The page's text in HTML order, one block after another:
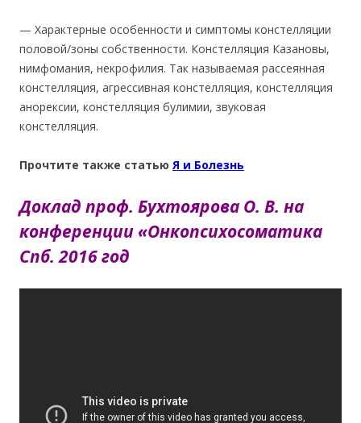
— Характерные особенности и симптомы констелляции
половой/зоны собственности. Констелляция Казановы,
нимфомания, некрофилия. Так называемая рассеянная
констелляция, агрессивная констелляция, констелляция
анорексии, констелляция булимии, звуковая
констелляция.
Прочтите также статью Я и Болезнь
Доклад проф. Бухтоярова О. В. на
конференции «Онкопсихосоматика
Спб. 2016 год